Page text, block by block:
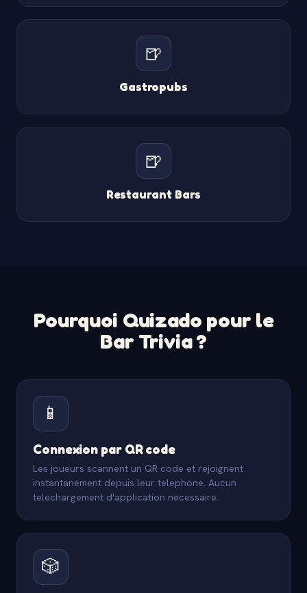
🍺
Gastropubs
🍺
Restaurant Bars
Pourquoi Quizado pour le
Bar Trivia ?
📱
Connexion par QR code
Les joueurs scannent un QR code et rejoignent
instantanement depuis leur telephone. Aucun
telechargement d'application necessaire.
🎲